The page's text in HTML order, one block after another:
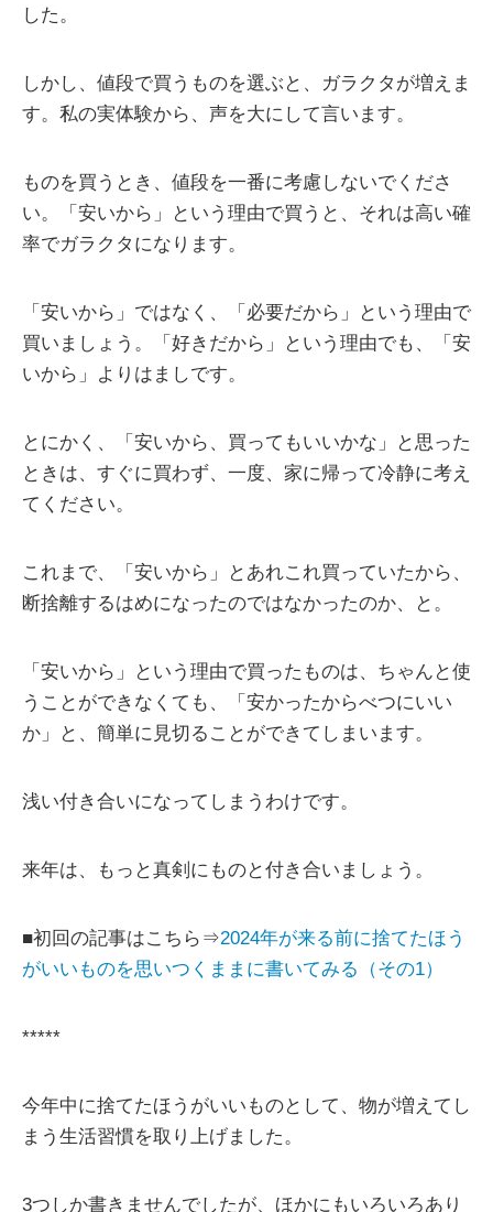
した。
しかし、値段で買うものを選ぶと、ガラクタが増えま
す。私の実体験から、声を大にして言います。
ものを買うとき、値段を一番に考慮しないでくださ
い。「安いから」という理由で買うと、それは高い確
率でガラクタになります。
「安いから」ではなく、「必要だから」という理由で
買いましょう。「好きだから」という理由でも、「安
いから」よりはましです。
とにかく、「安いから、買ってもいいかな」と思った
ときは、すぐに買わず、一度、家に帰って冷静に考え
てください。
これまで、「安いから」とあれこれ買っていたから、
断捨離するはめになったのではなかったのか、と。
「安いから」という理由で買ったものは、ちゃんと使
うことができなくても、「安かったからべつにいい
か」と、簡単に見切ることができてしまいます。
浅い付き合いになってしまうわけです。
来年は、もっと真剣にものと付き合いましょう。
■初回の記事はこちら⇒2024年が来る前に捨てたほう
がいいものを思いつくままに書いてみる（その1）
*****
今年中に捨てたほうがいいものとして、物が増えてし
まう生活習慣を取り上げました。
3つしか書きませんでしたが、ほかにもいろいろあり